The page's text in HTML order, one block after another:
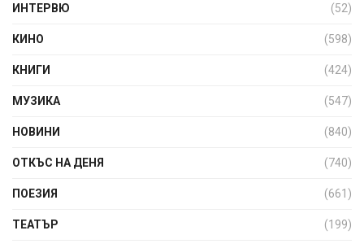
ИНТЕРВЮ (52)
КИНО (598)
КНИГИ (424)
МУЗИКА (547)
НОВИНИ (840)
ОТКЪС НА ДЕНЯ (740)
ПОЕЗИЯ (661)
ТЕАТЪР (199)